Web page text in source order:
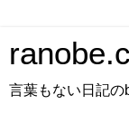
言葉もない日記の